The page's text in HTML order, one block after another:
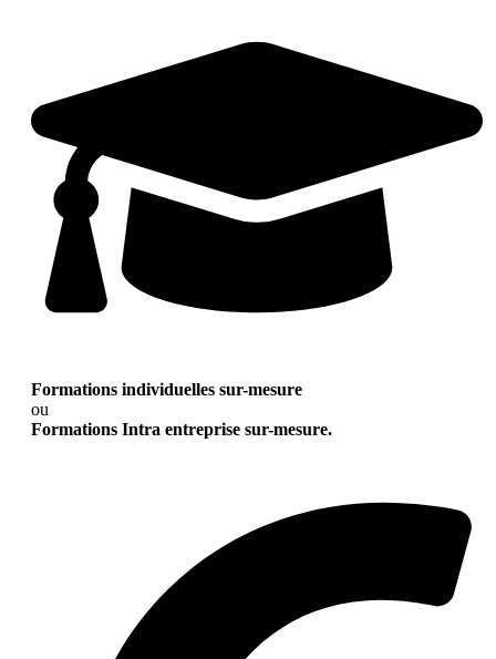
Formations individuelles sur-mesure
ou
Formations Intra entreprise sur-mesure.